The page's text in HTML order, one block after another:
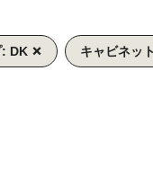
: DK キャビネッ